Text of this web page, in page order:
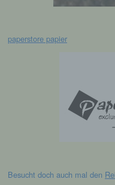
paperstore papier
Besucht doch auch mal den
juristische
oder andere
Daten im
verarbeitet.
Person,